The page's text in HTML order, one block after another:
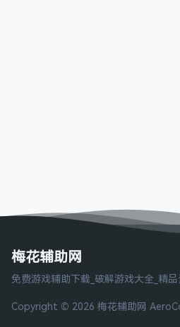
梅花辅助网
免费游戏辅助下载_破解游戏大全_精
Copyright © 2026 梅花辅助网